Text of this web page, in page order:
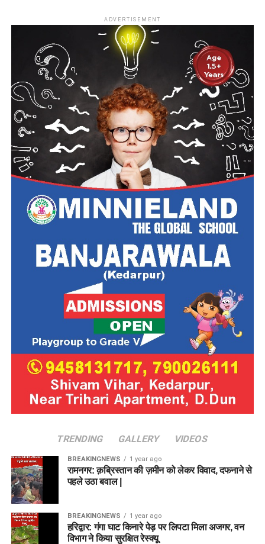
ADVERTISEMENT
TRENDING GALLERY VIDEOS
BREAKINGNEWS 1 year ago
रामनगर: क़ब्रिस्तान की ज़मीन को लेकर विवाद, दफनाने से
पहले उठा बवाल |
BREAKINGNEWS 1 year ago
हरिद्वार: गंगा घाट किनारे पेड़ पर लिपटा मिला अजगर, वन
विभाग ने किया सुरक्षित रेस्क्यू